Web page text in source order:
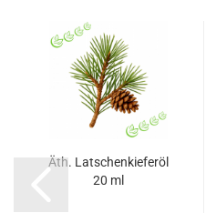
Äth. Latschenkieferöl
20 ml